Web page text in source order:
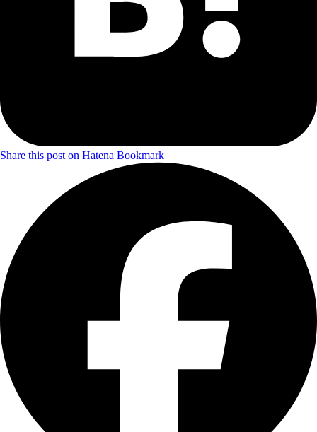
Share this post on Hatena Bookmark